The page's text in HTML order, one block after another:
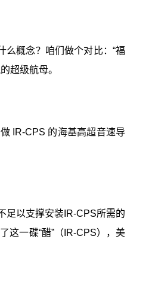
么概念？咱们做个对比：“福
超级航母。
IR-CPS 的海基高超音速导
足以支撑安装IR-CPS所需的
这一碟“醋”（IR-CPS），美